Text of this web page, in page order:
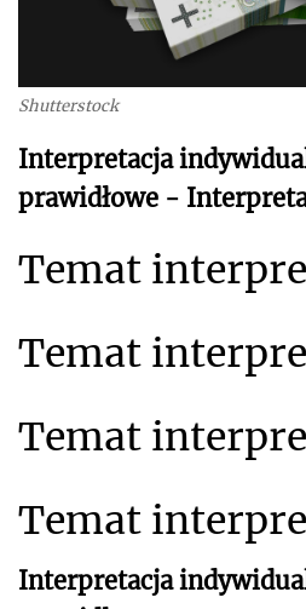
Shutterstock
Interpretacja
prawidłowe -
Temat
Temat
Temat
Temat
Interpretacja